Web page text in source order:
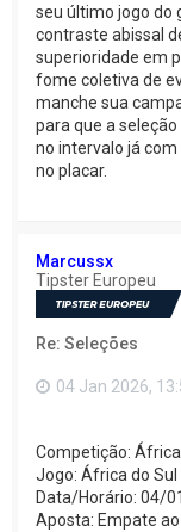
seu último jogo do
contraste abissal
superioridade em
fome coletiva de
manche sua
para que a
no intervalo já
no placar.
Marcussx
Tipster Europeu
Re: Seleções
04 Jan 2026,
Competição:
Jogo: África do Sul
Data/Horário: 04/
Aposta: Empate